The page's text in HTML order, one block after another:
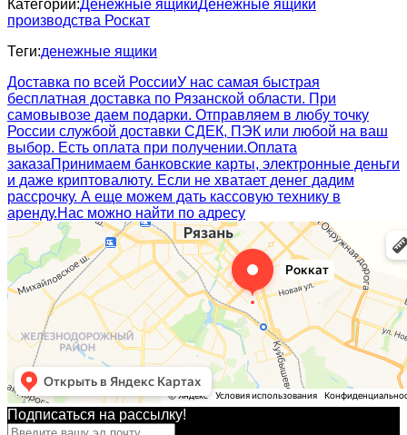
Категории:Денежные ящикиДенежные ящики
производства Роскат
Теги:денежные ящики
Доставка по всей РоссииУ нас самая быстрая
бесплатная доставка по Рязанской области. При
самовывозе даем подарки. Отправляем в любу точку
России службой доставки СДЕК, ПЭК или любой на ваш
выбор. Есть оплата при получении.Оплата
заказаПринимаем банковские карты, электронные деньги
и даже криптовалюту. Если не хватает денег дадим
рассрочку. А еще можем дать кассовую технику в
аренду.Нас можно найти по адресу
Подписаться на рассылкy!